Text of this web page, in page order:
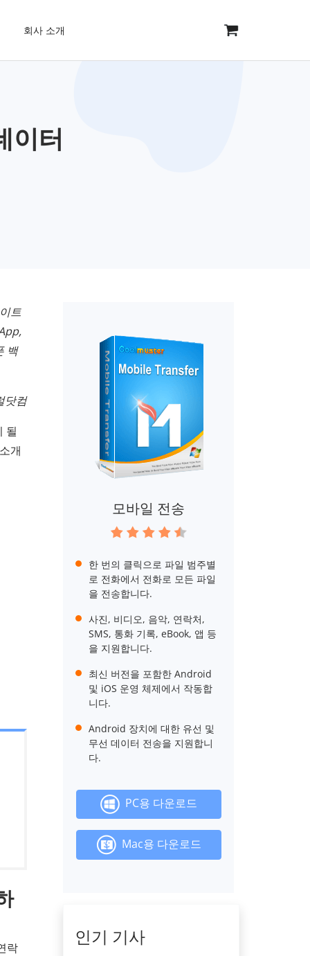
회사 소개
이터
트
백
닷컴
될
개
락
모바일 전송
한 번의 클릭으로 파일 범주별
로 전화에서 전화로 모든 파일
을 전송합니다.
사진, 비디오, 음악, 연락처,
SMS, 통화 기록, eBook, 앱 등
을 지원합니다.
최신 버전을 포함한 Android
및 iOS 운영 체제에서 작동합
니다.
Android 장치에 대한 유선 및
무선 데이터 전송을 지원합니
다.
PC용 다운로드
Mac용 다운로드
인기 기사